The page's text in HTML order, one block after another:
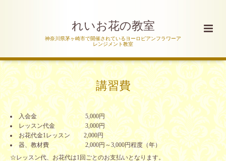
れいお花の教室
神奈川県茅ヶ崎市で開催されているヨーロピアンフラワーア
レンジメント教室
講習費
入会金 5,000円
レッスン代金 3,000円
お花代金1レッスン 2,000円
器、教材費 2,000円～3,000円程度（年）
☆レッスン代、お花代は1回ごとのお支払いとなります。